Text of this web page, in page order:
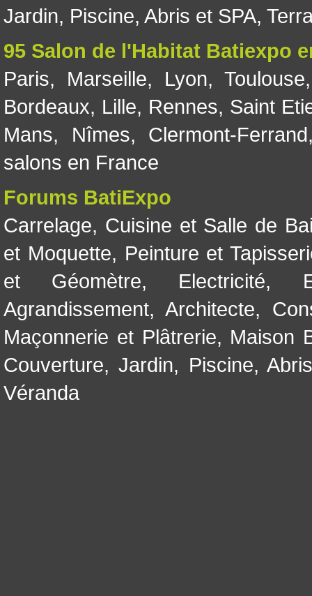
Jardin, Piscine, Abris et SPA,
95 Salon de l'Habitat Batiexpo
Paris, Marseille, Lyon, Toulouse
Bordeaux, Lille, Rennes, Saint
Mans, Nîmes, Clermont-Ferrand
salons en France
Forums BatiExpo
Carrelage, Cuisine et Salle de
et Moquette, Peinture et
et Géomètre, Electricité,
Agrandissement, Architecte,
Maçonnerie et Plâtrerie, Maison
Couverture,Jardin, Piscine,
Véranda